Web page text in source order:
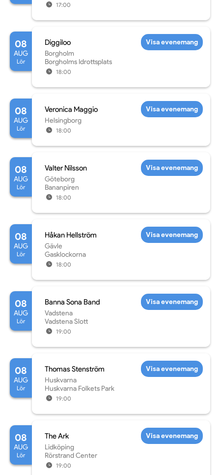
17:00
08
AUG
Lör
Diggiloo
Borgholm
Borgholms Idrottsplats
18:00
Visa evenemang
08
AUG
Lör
Veronica Maggio
Helsingborg
18:00
Visa evenemang
08
AUG
Lör
Valter Nilsson
Göteborg
Bananpiren
18:00
Visa evenemang
08
AUG
Lör
Håkan Hellström
Gävle
Gasklockorna
18:00
Visa evenemang
08
AUG
Lör
Banna Sona Band
Vadstena
Vadstena Slott
19:00
Visa evenemang
08
AUG
Lör
Thomas Stenström
Huskvarna
Huskvarna Folkets Park
19:00
Visa evenemang
08
AUG
Lör
The Ark
Lidköping
Rörstrand Center
19:00
Visa evenemang